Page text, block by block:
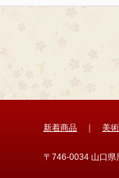
新着商品 美
〒746-0034 山口